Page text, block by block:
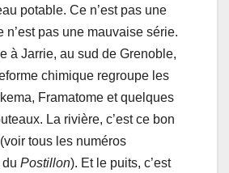
potable. Ce n’est pas une
n’est pas une mauvaise série.
à Jarrie, au sud de Grenoble,
chimique regroupe les
Framatome et quelques
La rivière, c’est ce bon
tous les numéros
Postillon). Et le puits, c’est